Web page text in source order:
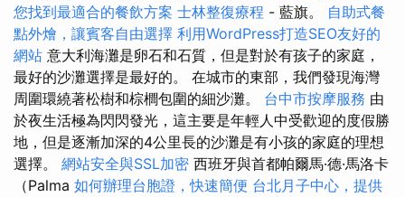
您找到最適合的餐飲方案 士林整復療程 - 藍旗。 自助式餐
點外燴，讓賓客自由選擇 利用WordPress打造SEO友好的
網站 意大利海灘是卵石和石質，但是對於有孩子的家庭，
最好的沙灘選擇是最好的。 在城市的東部，我們發現海灣
周圍環繞著松樹和棕櫚包圍的細沙灘。 台中市按摩服務 由
於夜生活極為閃閃發光，這主要是年輕人中受歡迎的度假勝
地，但是逐漸加深的4公里長的沙灘是有小孩的家庭的理想
選擇。 網站安全與SSL加密 西班牙與首都帕爾馬·德·馬洛卡
（Palma 如何辦理台胞證，快速簡便 台北月子中心，提供